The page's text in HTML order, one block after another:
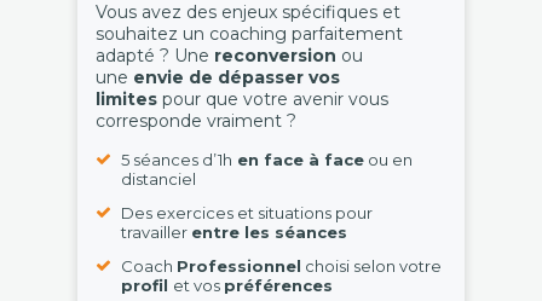
Vous avez des enjeux spécifiques et
souhaitez un coaching parfaitement
adapté ? Une reconversion ou
une envie de dépasser vos
limites pour que votre avenir vous
corresponde vraiment ?
5 séances d’1h en face à face ou en
distanciel
Des exercices et situations pour
travailler entre les séances
Coach Professionnel choisi selon votre
profil et vos préférences